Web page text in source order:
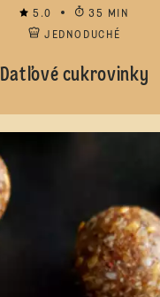
5.0
35 MIN
JEDNODUCHÉ
Datľové cukrovinky